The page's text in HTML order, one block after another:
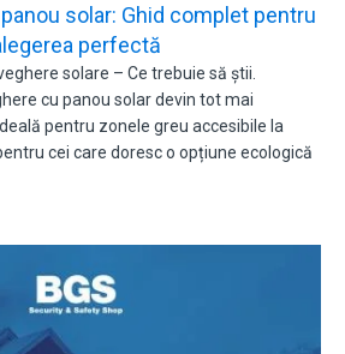
solar: Ghid complet pentru
perfectă
solare – Ce trebuie să știi.
cu panou solar devin tot mai
pentru zonele greu accesibile la
cei care doresc o opțiune ecologică